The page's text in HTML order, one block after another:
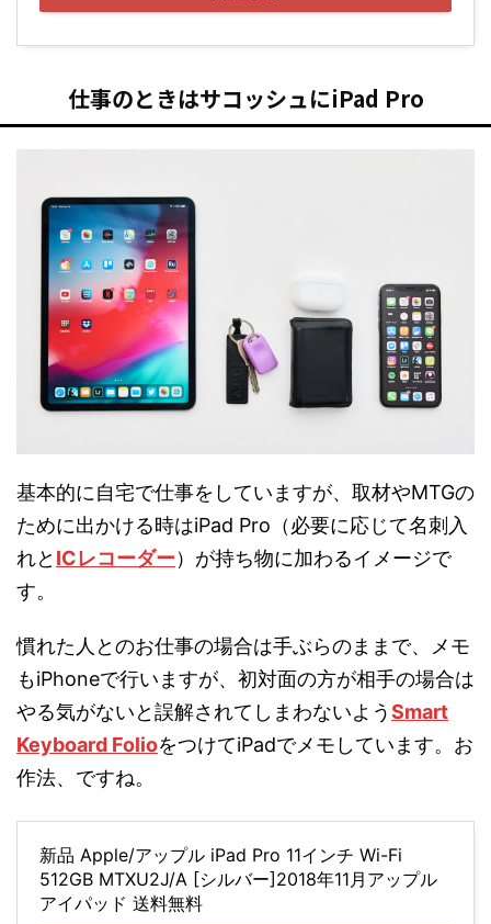
仕事のときはサコッシュにiPad Pro
基本的に自宅で仕事をしていますが、取材やMTGの
ために出かける時はiPad Pro（必要に応じて名刺入
れと ICレコーダー）が持ち物に加わるイメージで
す。
慣れた人とのお仕事の場合は手ぶらのままで、メモ
もiPhoneで行いますが、初対面の方が相手の場合は
やる気がないと誤解されてしまわないようSmart
Keyboard FolioをつけてiPadでメモしています。お
作法、ですね。
新品 Apple/アップル iPad Pro 11インチ Wi-Fi
512GB MTXU2J/A [シルバー]2018年11月アップル
アイパッド 送料無料